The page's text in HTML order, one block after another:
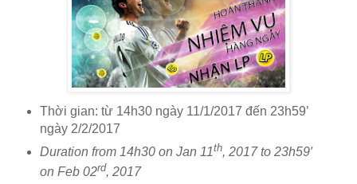
Thời gian: từ 14h30 ngày 11/1/2017 đến 23h59’
ngày 2/2/2017
Duration from 14h30 on Jan 11th, 2017 to 23h59′
on Feb 02rd, 2017